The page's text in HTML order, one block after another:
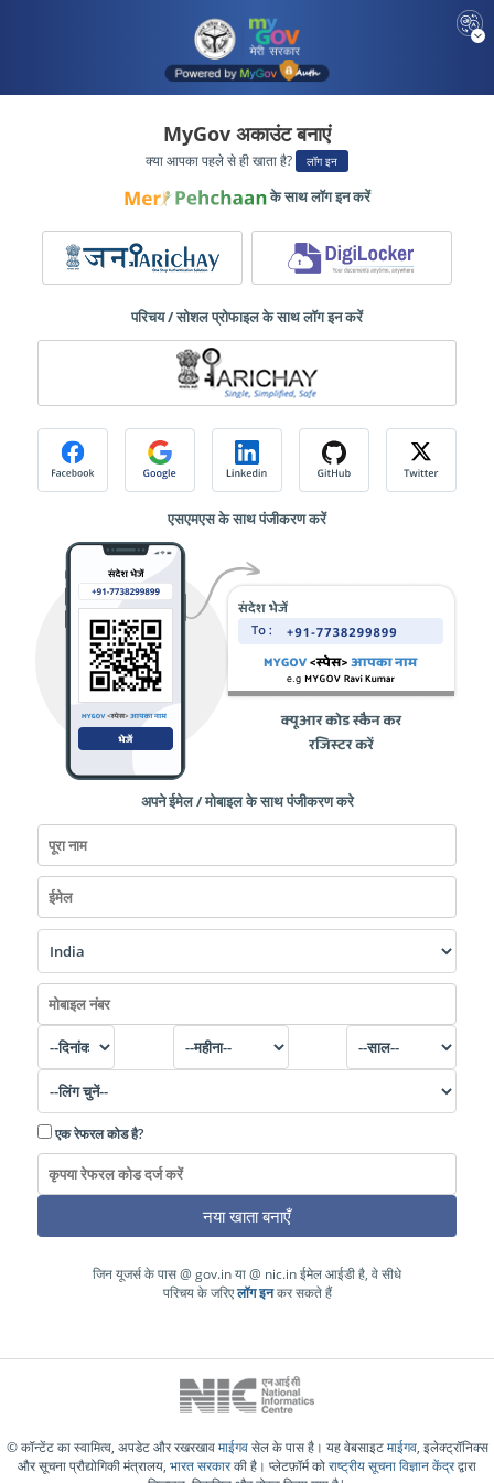
MyGov अकाउंट बनाएं
क्या आपका पहले से ही खाता है? लॉग इन
के साथ लॉग इन करें
परिचय / सोशल प्रोफाइल के साथ लॉग इन करें
एसएमएस के साथ पंजीकरण करें
अपने ईमेल / मोबाइल के साथ पंजीकरण करे
एक रेफरल कोड है?
जिन यूजर्स के पास@ gov.inया@ nic.inईमेल आईडी है, वे सीधे
परिचयके जरिएलॉग इनकर सकते हैं
© कॉन्टेंट का स्वामित्व, अपडेट और रखरखावमाईगवसेल के पास है। यह वेबसाइटमाईगव, इलेक्ट्रॉनिक्स
और सूचना प्रौद्योगिकी मंत्रालय, भारत सरकारकी है। प्लेटफ़ॉर्म कोराष्ट्रीय सूचना विज्ञान केंद्रद्वारा